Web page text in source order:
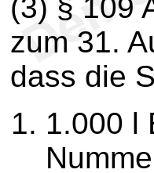
(3) § 109
zum 31.
dass die
1.000 l